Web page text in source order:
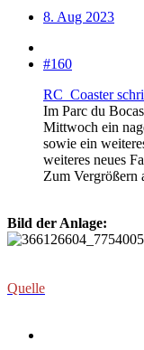
8. Aug 2023
#160
RC_Coaster
Im Parc du
Mittwoch ein
sowie ein
weiteres neues
Zum Vergrößern
Bild der Anlage:
Quelle